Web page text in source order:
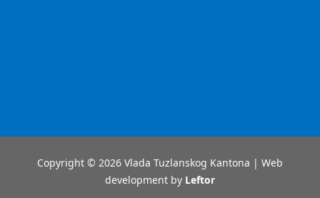
Copyright © 2026 Vlada Tuzlanskog Kantona | Web
development by Leftor